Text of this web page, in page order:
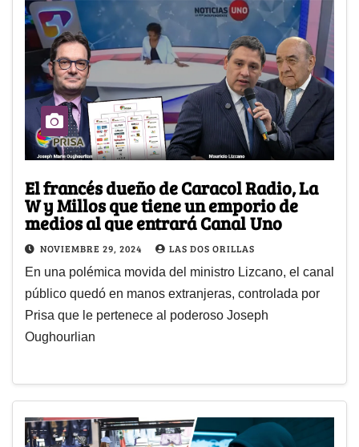
El francés dueño de Caracol Radio, La
W y Millos que tiene un emporio de
medios al que entrará Canal Uno
NOVIEMBRE 29, 2024 LAS DOS ORILLAS
En una polémica movida del ministro Lizcano, el canal
público quedó en manos extranjeras, controlada por
Prisa que le pertenece al poderoso Joseph
Oughourlian